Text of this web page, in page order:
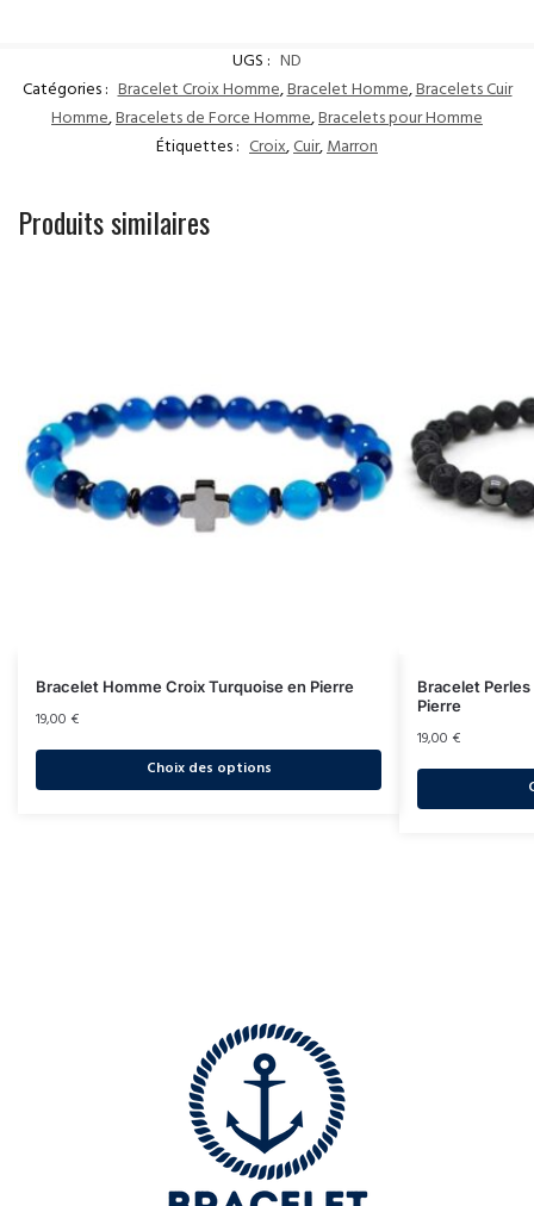
UGS : ND
Catégories : Bracelet Croix Homme,Bracelet Homme,Bracelets Cuir
Homme,Bracelets de Force Homme,Bracelets pour Homme
Étiquettes : Croix,Cuir,Marron
Produits similaires
Bracelet Homme Croix Turquoise en Pierre
19,00 €
Choix des options
Bracelet
Pierre
19,00 €